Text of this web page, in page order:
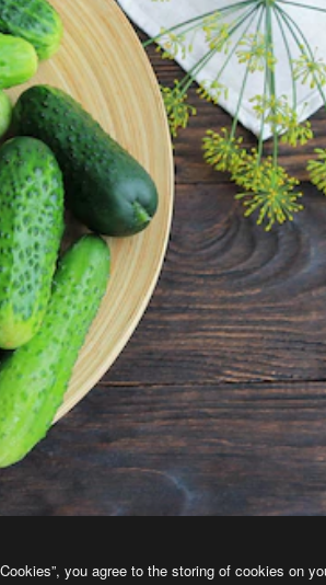
you agree to the storing of cookies on